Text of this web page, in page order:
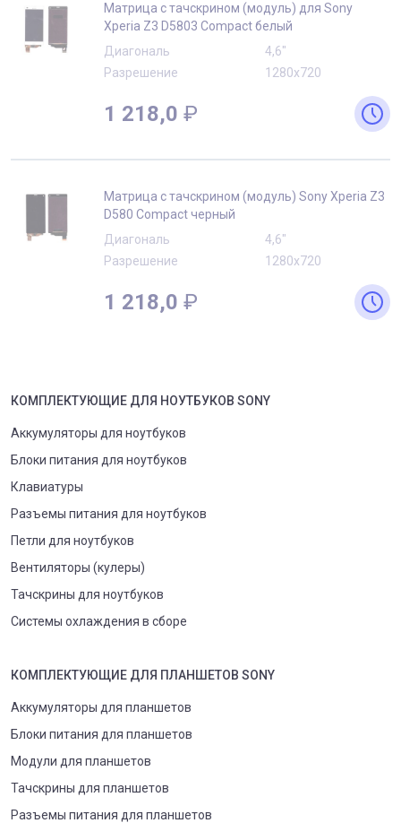
Матрица с тачскрином (модуль) для Sony
Xperia Z3 D5803 Compact белый
Диагональ
4,6"
Разрешение
1280x720
1 218,0 ₽
Матрица с тачскрином (модуль) Sony Xperia Z3
D580 Compact черный
Диагональ
4,6"
Разрешение
1280x720
1 218,0 ₽
КОМПЛЕКТУЮЩИЕ ДЛЯ НОУТБУКОВ SONY
Аккумуляторы для ноутбуков
Блоки питания для ноутбуков
Клавиатуры
Разъемы питания для ноутбуков
Петли для ноутбуков
Вентиляторы (кулеры)
Тачскрины для ноутбуков
Системы охлаждения в сборе
КОМПЛЕКТУЮЩИЕ ДЛЯ ПЛАНШЕТОВ SONY
Аккумуляторы для планшетов
Блоки питания для планшетов
Модули для планшетов
Тачскрины для планшетов
Разъемы питания для планшетов